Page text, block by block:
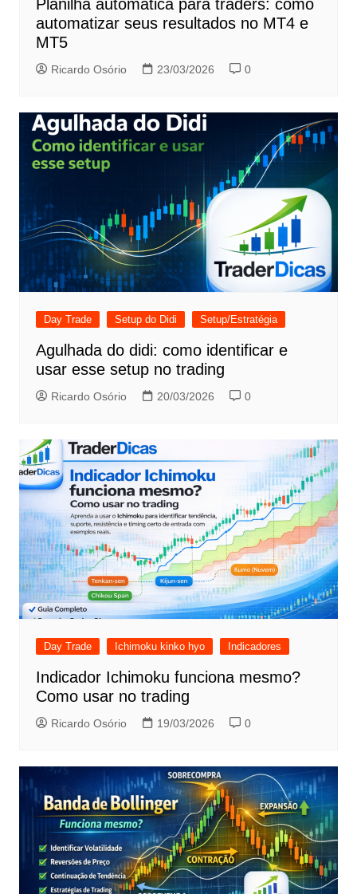
Planilha automática para traders: como
automatizar seus resultados no MT4 e
MT5
Ricardo Osório 23/03/2026 0
Day Trade Setup do Didi Setup/Estratégia
Agulhada do didi: como identificar e
usar esse setup no trading
Ricardo Osório 20/03/2026 0
Day Trade Ichimoku kinko hyo Indicadores
Indicador Ichimoku funciona mesmo?
Como usar no trading
Ricardo Osório 19/03/2026 0